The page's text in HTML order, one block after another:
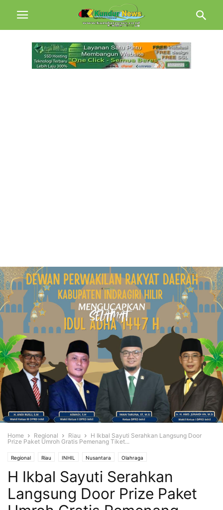
Home Regional Riau
H Ikbal Sayuti Serahkan Langsung Door
Prize Paket Umroh Gratis Pemenang Tiket...
Regional Riau INHIL Nusantara Olahraga
H Ikbal Sayuti Serahkan
Langsung Door Prize Paket